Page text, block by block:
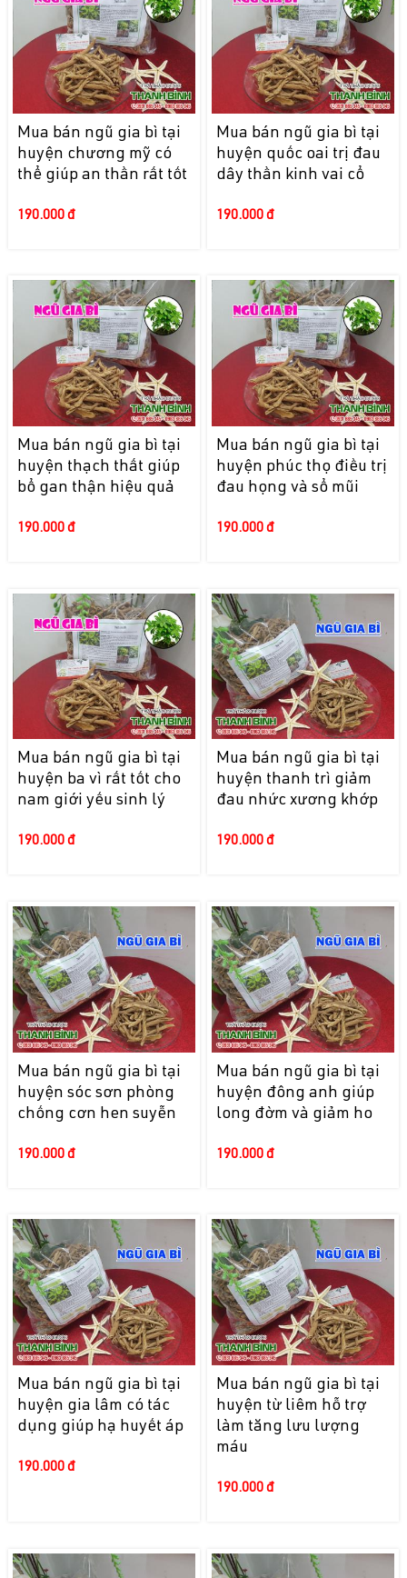
Mua bán ngũ gia bì tại
huyện chương mỹ có
thể giúp an thần rất tốt
190.000 đ
Mua bán ngũ gia bì tại
huyện quốc oai trị đau
dây thần kinh vai cổ
190.000 đ
Mua bán ngũ gia bì tại
huyện thạch thất giúp
bổ gan thận hiệu quả
190.000 đ
Mua bán ngũ gia bì tại
huyện phúc thọ điều trị
đau họng và sổ mũi
190.000 đ
Mua bán ngũ gia bì tại
huyện ba vì rất tốt cho
nam giới yếu sinh lý
190.000 đ
Mua bán ngũ gia bì tại
huyện thanh trì giảm
đau nhức xương khớp
190.000 đ
Mua bán ngũ gia bì tại
huyện sóc sơn phòng
chống cơn hen suyễn
190.000 đ
Mua bán ngũ gia bì tại
huyện đông anh giúp
long đờm và giảm ho
190.000 đ
Mua bán ngũ gia bì tại
huyện gia lâm có tác
dụng giúp hạ huyết áp
190.000 đ
Mua bán ngũ gia bì tại
huyện từ liêm hỗ trợ
làm tăng lưu lượng
máu
190.000 đ